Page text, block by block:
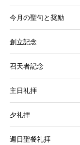
今月の聖句と奨励
創立記念
召天者記念
主日礼拝
夕礼拝
週日聖餐礼拝